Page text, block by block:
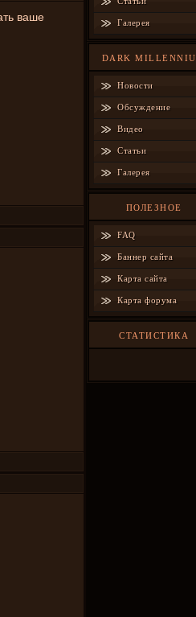
ваше
Галерея
DARK
Новости
Обсуждение
Видео
Статьи
Галерея
ПОЛЕЗНОЕ
FAQ
Баннер сайта
Карта сайта
Карта форума
СТАТИСТИКА